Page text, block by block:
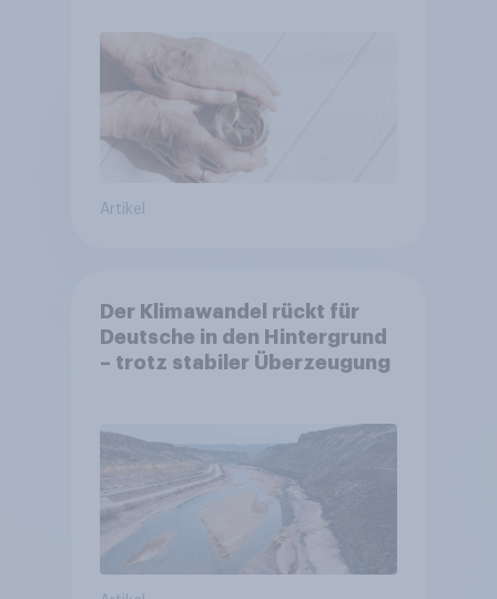
Akzeptanz
Artikel
Der Klimawandel rückt für
Deutsche in den Hintergrund
– trotz stabiler Überzeugung